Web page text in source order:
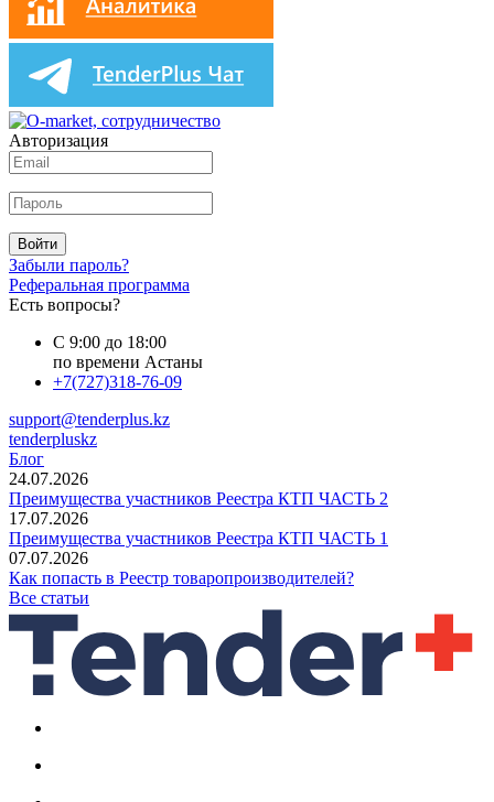
Авторизация
Войти
Забыли пароль?
Реферальная программа
Есть вопросы?
С 9:00 до 18:00
по времени Астаны
+7(727)318-76-09
support@tenderplus.kz
tenderpluskz
Блог
24.07.2026
Преимущества участников Реестра КТП ЧАСТЬ 2
17.07.2026
Преимущества участников Реестра КТП ЧАСТЬ 1
07.07.2026
Как попасть в Реестр товаропроизводителей?
Все статьи